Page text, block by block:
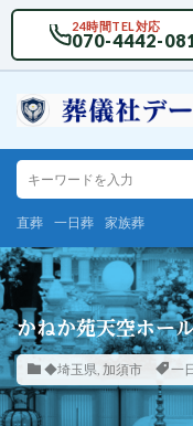
24時間TEL対応
070-4442-
直葬 一日葬 家族葬
かねか苑天空ホー
◆埼玉県, 加須市 一